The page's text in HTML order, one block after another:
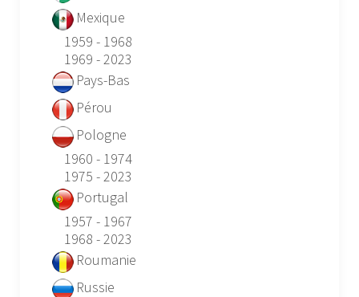
Mexique
1959 - 1968
1969 - 2023
Pays-Bas
Pérou
Pologne
1960 - 1974
1975 - 2023
Portugal
1957 - 1967
1968 - 2023
Roumanie
Russie